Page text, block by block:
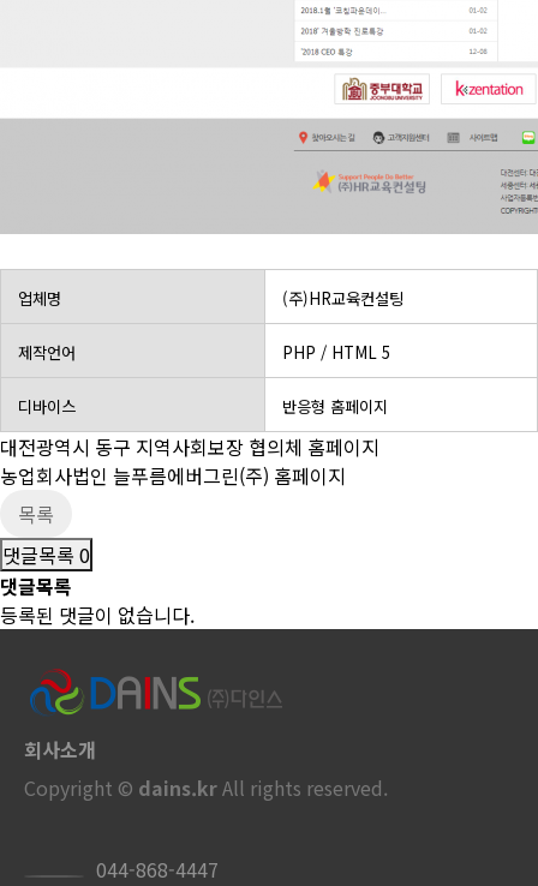
업체명 (주)HR교육컨설팅
제작언어 PHP / HTML 5
디바이스 반응형 홈페이지
대전광역시 동구 지역사회보장 협의체 홈페이지
농업회사법인 늘푸름에버그린(주) 홈페이지
목록
댓글목록 0
댓글목록
등록된 댓글이 없습니다.
회사소개
Copyright © dains.krAll rights reserved.
044-868-4447